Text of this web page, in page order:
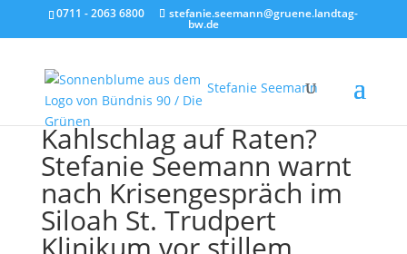
0711 - 2063 6800 stefanie.seemann@gruene.landtag-
bw.de
Stefanie Seemann
Kahlschlag auf Raten?
Stefanie Seemann warnt
nach Krisengespräch im
Siloah St. Trudpert